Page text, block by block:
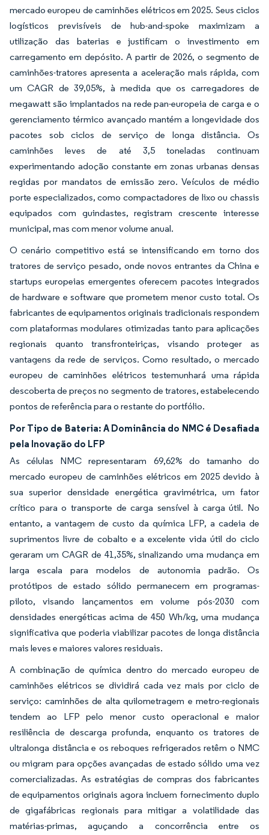
mercado europeu de caminhões elétricos em 2025. Seus ciclos
logísticos previsíveis de hub-and-spoke maximizam a
utilização das baterias e justificam o investimento em
carregamento em depósito. A partir de 2026, o segmento de
caminhões-tratores apresenta a aceleração mais rápida, com
um CAGR de 39,05%, à medida que os carregadores de
megawatt são implantados na rede pan-europeia de carga e o
gerenciamento térmico avançado mantém a longevidade dos
pacotes sob ciclos de serviço de longa distância. Os
caminhões leves de até 3,5 toneladas continuam
experimentando adoção constante em zonas urbanas densas
regidas por mandatos de emissão zero. Veículos de médio
porte especializados, como compactadores de lixo ou chassis
equipados com guindastes, registram crescente interesse
municipal, mas com menor volume anual.
O cenário competitivo está se intensificando em torno dos
tratores de serviço pesado, onde novos entrantes da China e
startups europeias emergentes oferecem pacotes integrados
de hardware e software que prometem menor custo total. Os
fabricantes de equipamentos originais tradicionais respondem
com plataformas modulares otimizadas tanto para aplicações
regionais quanto transfronteiriças, visando proteger as
vantagens da rede de serviços. Como resultado, o mercado
europeu de caminhões elétricos testemunhará uma rápida
descoberta de preços no segmento de tratores, estabelecendo
pontos de referência para o restante do portfólio.
Por Tipo de Bateria: A Dominância do NMC é Desafiada
pela Inovação do LFP
As células NMC representaram 69,62% do tamanho do
mercado europeu de caminhões elétricos em 2025 devido à
sua superior densidade energética gravimétrica, um fator
crítico para o transporte de carga sensível à carga útil. No
entanto, a vantagem de custo da química LFP, a cadeia de
suprimentos livre de cobalto e a excelente vida útil do ciclo
geraram um CAGR de 41,35%, sinalizando uma mudança em
larga escala para modelos de autonomia padrão. Os
protótipos de estado sólido permanecem em programas-
piloto, visando lançamentos em volume pós-2030 com
densidades energéticas acima de 450 Wh/kg, uma mudança
significativa que poderia viabilizar pacotes de longa distância
mais leves e maiores valores residuais.
A combinação de química dentro do mercado europeu de
caminhões elétricos se dividirá cada vez mais por ciclo de
serviço: caminhões de alta quilometragem e metro-regionais
tendem ao LFP pelo menor custo operacional e maior
resiliência de descarga profunda, enquanto os tratores de
ultralonga distância e os reboques refrigerados retêm o NMC
ou migram para opções avançadas de estado sólido uma vez
comercializadas. As estratégias de compras dos fabricantes
de equipamentos originais agora incluem fornecimento duplo
de gigafábricas regionais para mitigar a volatilidade das
matérias-primas, aguçando a concorrência entre os